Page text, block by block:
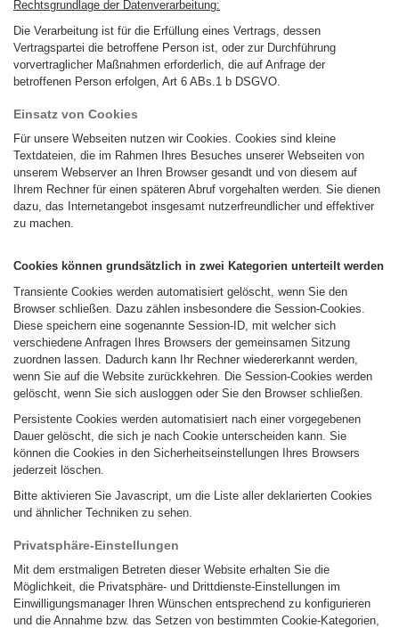
Rechtsgrundlage der Datenverarbeitung:
Die Verarbeitung ist für die Erfüllung eines Vertrags, dessen
Vertragspartei die betroffene Person ist, oder zur Durchführung
vorvertraglicher Maßnahmen erforderlich, die auf Anfrage der
betroffenen Person erfolgen, Art 6 ABs.1 b DSGVO.
Einsatz von Cookies
Für unsere Webseiten nutzen wir Cookies. Cookies sind kleine
Textdateien, die im Rahmen Ihres Besuches unserer Webseiten von
unserem Webserver an Ihren Browser gesandt und von diesem auf
Ihrem Rechner für einen späteren Abruf vorgehalten werden. Sie dienen
dazu, das Internetangebot insgesamt nutzerfreundlicher und effektiver
zu machen.
Cookies können grundsätzlich in zwei Kategorien unterteilt werden
Transiente Cookies werden automatisiert gelöscht, wenn Sie den
Browser schließen. Dazu zählen insbesondere die Session-Cookies.
Diese speichern eine sogenannte Session-ID, mit welcher sich
verschiedene Anfragen Ihres Browsers der gemeinsamen Sitzung
zuordnen lassen. Dadurch kann Ihr Rechner wiedererkannt werden,
wenn Sie auf die Website zurückkehren. Die Session-Cookies werden
gelöscht, wenn Sie sich ausloggen oder Sie den Browser schließen.
Persistente Cookies werden automatisiert nach einer vorgegebenen
Dauer gelöscht, die sich je nach Cookie unterscheiden kann. Sie
können die Cookies in den Sicherheitseinstellungen Ihres Browsers
jederzeit löschen.
Bitte aktivieren Sie Javascript, um die Liste aller deklarierten Cookies
und ähnlicher Techniken zu sehen.
Privatsphäre-Einstellungen
Mit dem erstmaligen Betreten dieser Website erhalten Sie die
Möglichkeit, die Privatsphäre- und Drittdienste-Einstellungen im
Einwilligungsmanager Ihren Wünschen entsprechend zu konfigurieren
und die Annahme bzw. das Setzen von bestimmten Cookie-Kategorien,